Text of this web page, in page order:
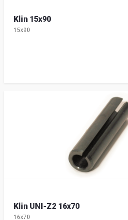
Klin 15x90
15x90
Klin UNI-Z2 16x70
16x70